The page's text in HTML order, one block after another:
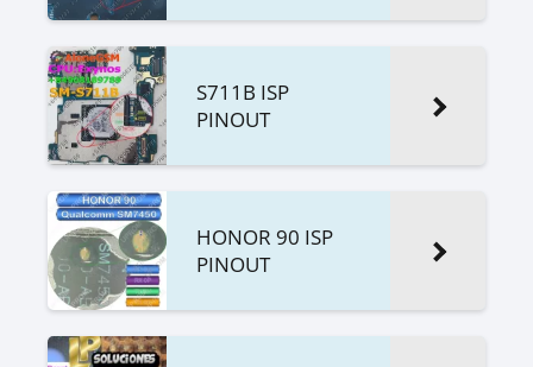
S711B ISP
PINOUT
HONOR 90 ISP
PINOUT